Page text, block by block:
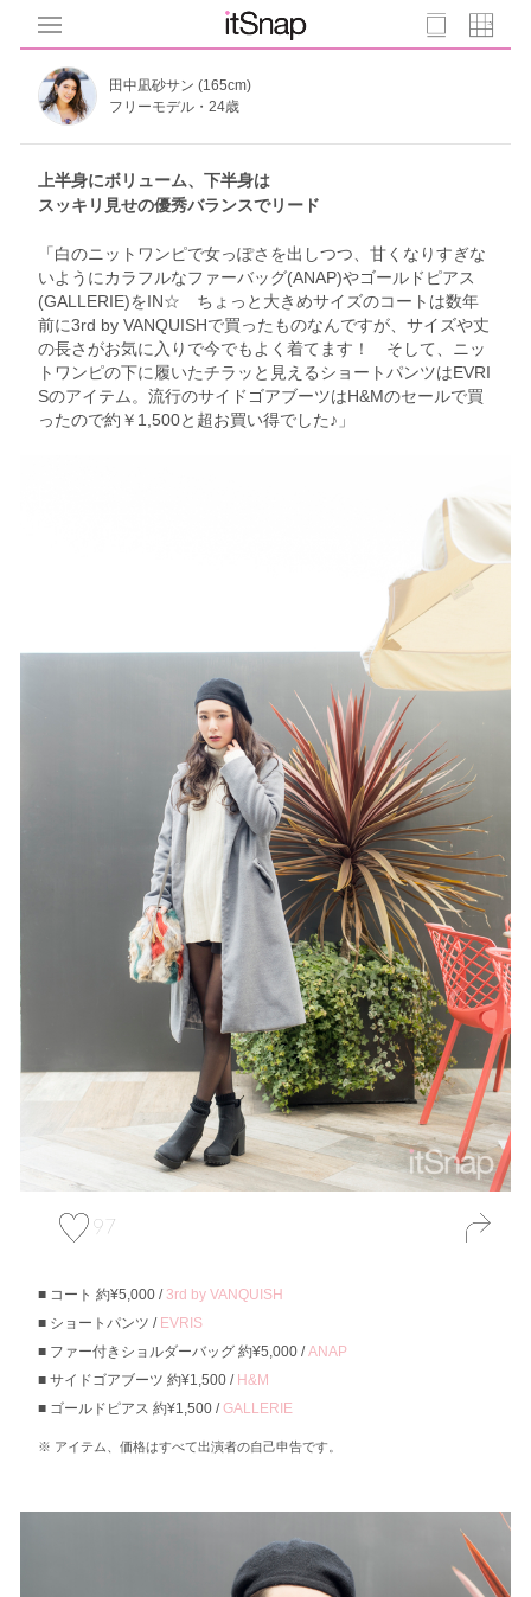
田中凪砂サン (165cm)
フリーモデル・24歳
上半身にボリューム、下半身は
スッキリ見せの優秀バランスでリード
「白のニットワンピで女っぽさを出しつつ、甘くなりすぎな
いようにカラフルなファーバッグ(ANAP)やゴールドピアス
(GALLERIE)をIN☆ ちょっと大きめサイズのコートは数年
前に3rd by VANQUISHで買ったものなんですが、サイズや丈
の長さがお気に入りで今でもよく着てます！ そして、ニッ
トワンピの下に履いたチラッと見えるショートパンツはEVRI
Sのアイテム。流行のサイドゴアブーツはH&Mのセールで買
ったので約￥1,500と超お買い得でした♪」
97
コート 約¥5,000 / 3rd by VANQUISH
ショートパンツ / EVRIS
ファー付きショルダーバッグ 約¥5,000 /ANAP
サイドゴアブーツ 約¥1,500 / H&M
ゴールドピアス 約¥1,500 /GALLERIE
アイテム、価格はすべて出演者の自己申告です。